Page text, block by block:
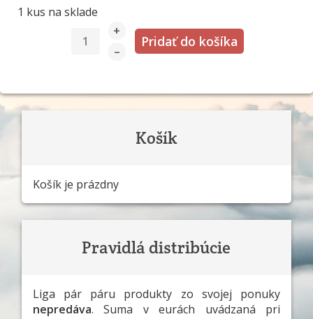
1 kus na sklade
+
–
Košík
Košík je prázdny
Pravidlá distribúcie
Liga pár páru produkty zo svojej ponuky
nepredáva. Suma v eurách uvádzaná pri